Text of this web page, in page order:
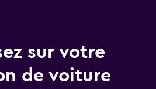
sur votre
de voiture